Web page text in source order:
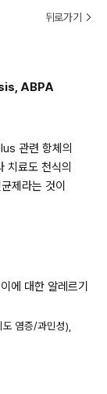
뒤로가기
ABPA
관련 항체의
치료도 천식의
제라는 것이
에 대한 알레르기